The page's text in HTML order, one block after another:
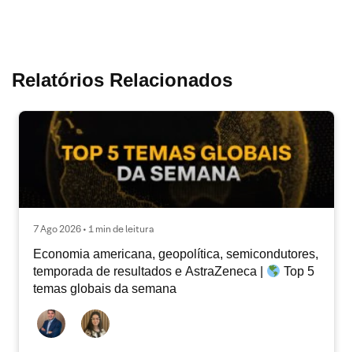
Relatórios Relacionados
7 Ago 2026 • 1 min de leitura
Economia americana, geopolítica, semicondutores,
temporada de resultados e AstraZeneca |
Top 5
temas globais da semana